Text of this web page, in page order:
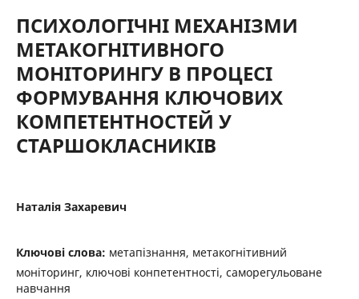
ПСИХОЛОГІЧНІ МЕХАНІЗМИ
МЕТАКОГНІТИВНОГО
МОНІТОРИНГУ В ПРОЦЕСІ
ФОРМУВАННЯ КЛЮЧОВИХ
КОМПЕТЕНТНОСТЕЙ У
СТАРШОКЛАСНИКІВ
Наталія Захаревич
Ключові слова: метапізнання, метакогнітивний
моніторинг, ключові конпетентності, саморегульоване
навчання